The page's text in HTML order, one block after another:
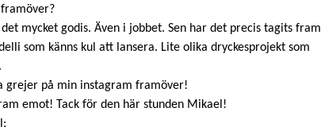
mycket godis. Även i jobbet. Sen har det precis tagits fram
som känns kul att lansera. Lite olika dryckesprojekt som
grejer på min instagram framöver!
emot! Tack för den här stunden Mikael!